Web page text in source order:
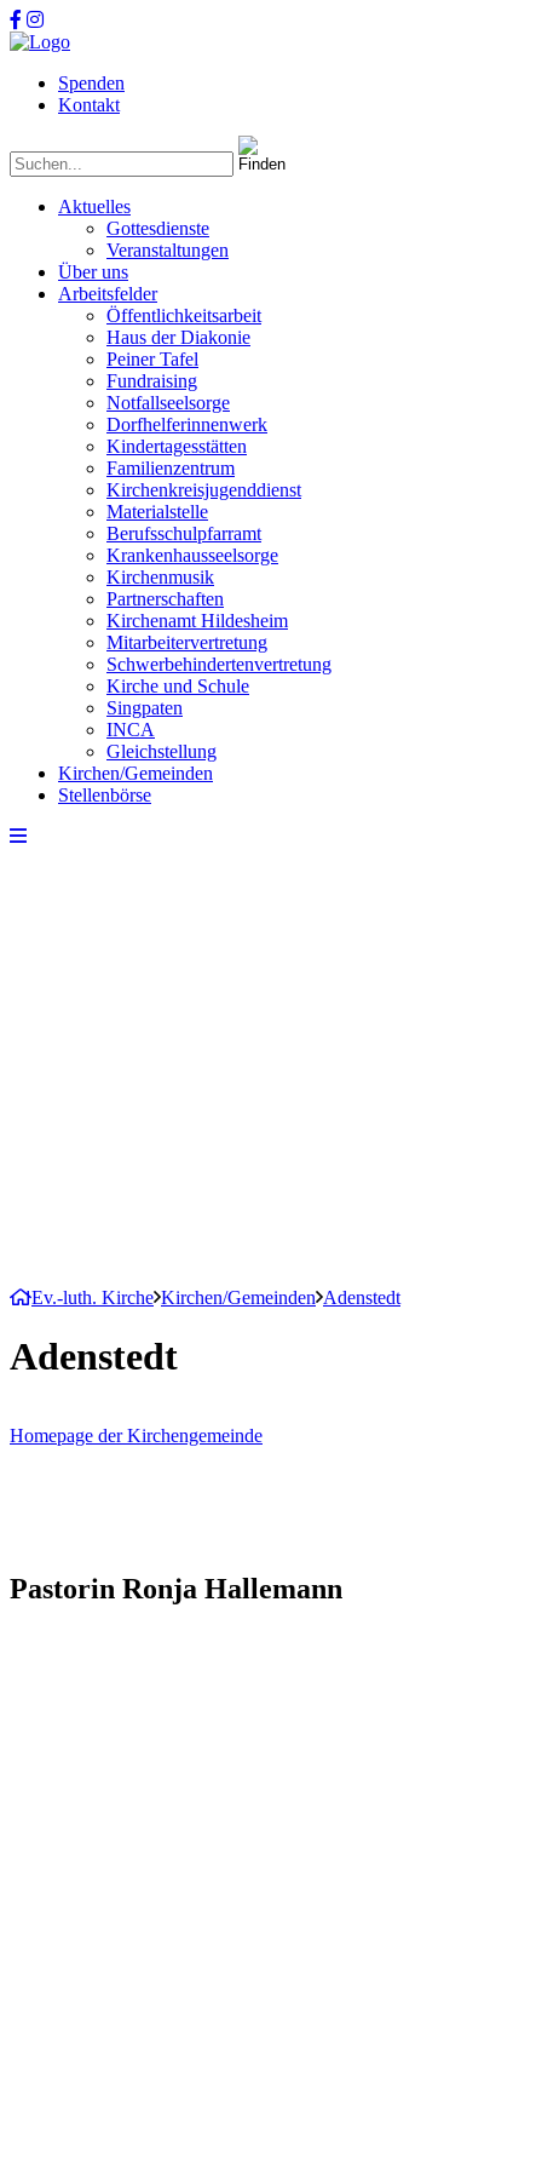
Spenden
Kontakt
Aktuelles
Gottesdienste
Veranstaltungen
Über uns
Arbeitsfelder
Öffentlichkeitsarbeit
Haus der Diakonie
Peiner Tafel
Fundraising
Notfallseelsorge
Dorfhelferinnenwerk
Kindertagesstätten
Familienzentrum
Kirchenkreisjugenddienst
Materialstelle
Berufsschulpfarramt
Krankenhausseelsorge
Kirchenmusik
Partnerschaften
Kirchenamt Hildesheim
Mitarbeitervertretung
Schwerbehindertenvertretung
Kirche und Schule
Singpaten
INCA
Gleichstellung
Kirchen/Gemeinden
Stellenbörse
Ev.-luth. Kirche Kirchen/Gemeinden Adenstedt
Adenstedt
Homepage der Kirchengemeinde
Pastorin Ronja Hallemann